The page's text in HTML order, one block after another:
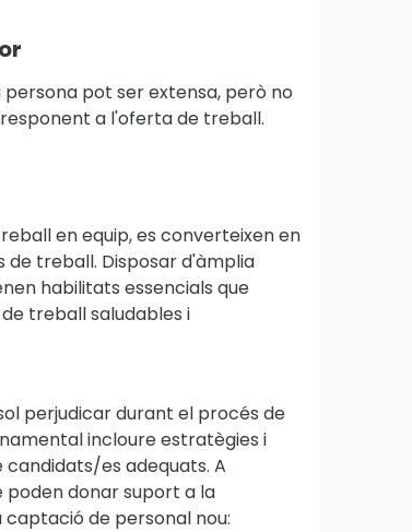
persona pot ser extensa, però no
a l'oferta de treball.
en equip, es converteixen en
de treball. Disposar d'àmplia
habilitats essencials que
treball saludables i
perjudicar durant el procés de
incloure estratègies i
es adequats. A
poden donar suport a la
de personal nou: